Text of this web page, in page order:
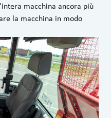
macchina ancora più
la macchina in modo